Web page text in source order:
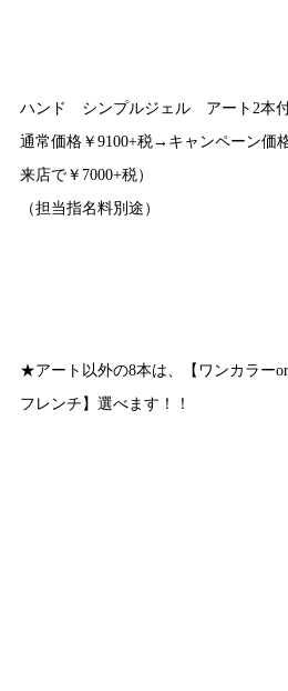
ハンド シンプルジェル アート2本付
通常価格￥9100+税→キャンペーン価
来店で￥7000+税）
（担当指名料別途）
★アート以外の8本は、【ワンカラー
フレンチ】選べます！！